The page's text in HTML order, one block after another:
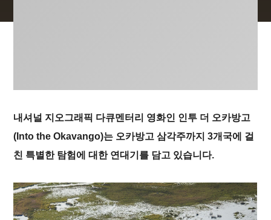
내셔널 지오그래픽 다큐멘터리 영화인 인투 더 오카방고
(Into the Okavango)는 오카방고 삼각주까지 3개국에 걸
친 특별한 탐험에 대한 연대기를 담고 있습니다.